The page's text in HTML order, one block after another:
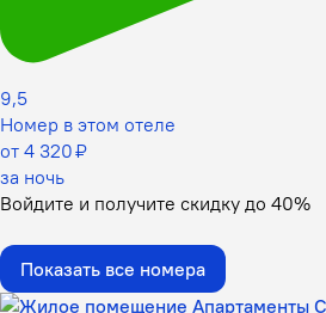
9,5
Номер в этом отеле
от 4 320 ₽
за ночь
Войдите и получите скидку до 40%
Показать все номера